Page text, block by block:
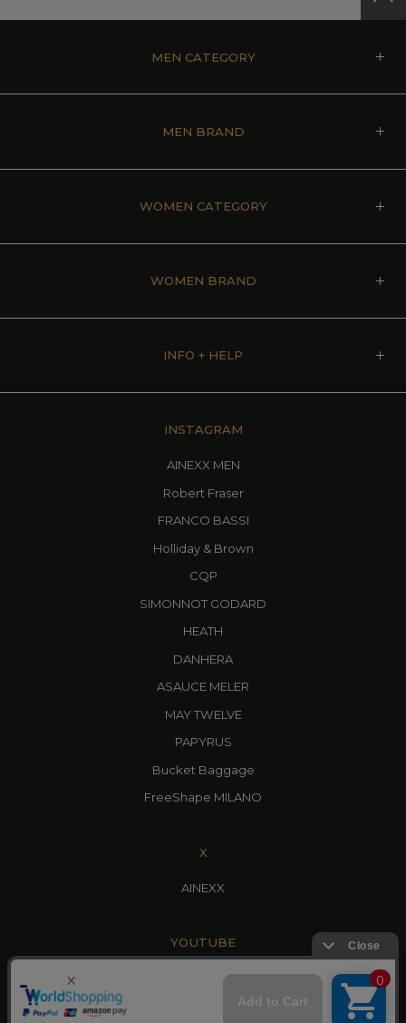
MEN CATEGORY
MEN BRAND
WOMEN CATEGORY
WOMEN BRAND
INFO + HELP
INSTAGRAM
AINEXX MEN
Robert Fraser
FRANCO BASSI
Holliday & Brown
CQP
SIMONNOT GODARD
HEATH
DANHERA
ASAUCE MELER
MAY TWELVE
PAPYRUS
Bucket Baggage
FreeShape MILANO
X
AINEXX
YOUTUBE
AINEXX CHANNEL